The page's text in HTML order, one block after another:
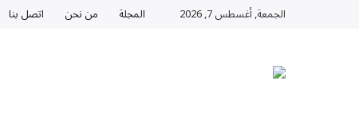
الجمعة, أغسطس 7, 2026 المجلة من نحن اتصل بنا